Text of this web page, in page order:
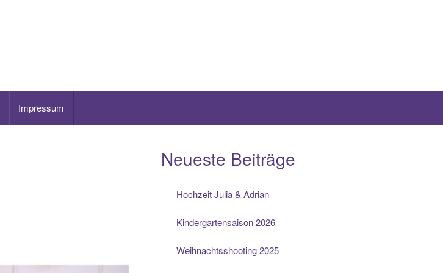
Impressum
Neueste Beiträge
Hochzeit Julia & Adrian
Kindergartensaison 2026
Weihnachtsshooting 2025